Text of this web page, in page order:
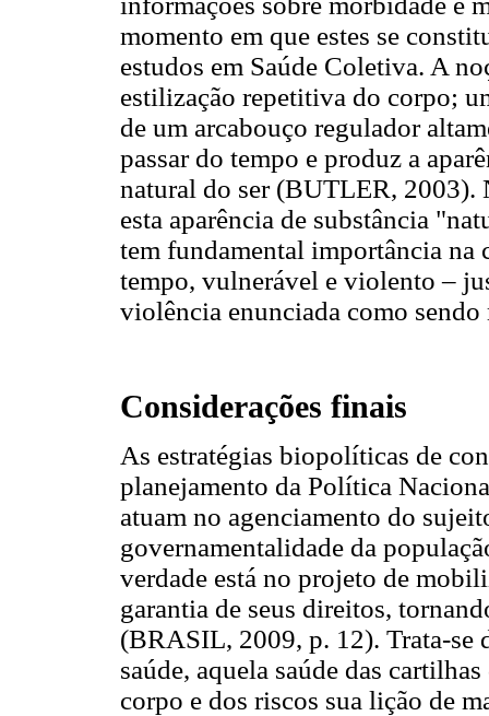
momento em que estes se
estudos em Saúde Coletiva. A
estilização repetitiva do corpo;
de um arcabouço regulador
passar do tempo e produz a
natural do ser (BUTLER, 2003).
esta aparência de substância
tem fundamental importância na
tempo, vulnerável e violento –
violência enunciada como sendo
Considerações finais
As estratégias biopolíticas de
planejamento da Política
atuam no agenciamento do
governamentalidade da
verdade está no projeto de
garantia de seus direitos,
(BRASIL, 2009, p. 12). Trata-se
saúde, aquela saúde das
corpo e dos riscos sua lição de